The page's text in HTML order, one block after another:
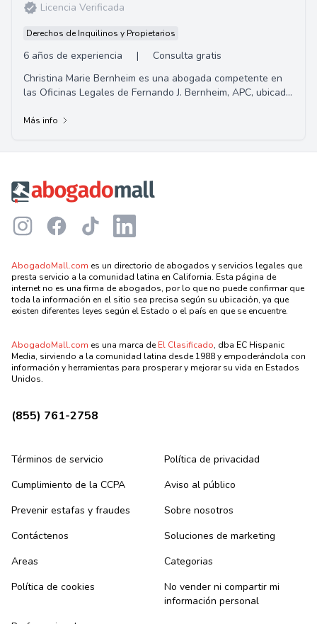
Licencia Verificada
Derechos de Inquilinos y Propietarios
6 años de experiencia |
Consulta gratis
Christina Marie Bernheim es una abogada competente en
las Oficinas Legales de Fernando J. Bernheim, APC, ubicada
Más info
InstagramFacebookTikTok LinkedIn
AbogadoMall.com es un directorio de abogados y servicios legales que
presta servicio a la comunidad latina en California. Esta página de
internet no es una firma de abogados, por lo que no puede confirmar que
toda la información en el sitio sea precisa según su ubicación, ya que
existen diferentes leyes según el Estado o el país en que se encuentre.
AbogadoMall.com es una marca deEl Clasificado, dba EC Hispanic
Media, sirviendo a la comunidad latina desde 1988 y empoderándola con
información y herramientas para prosperar y mejorar su vida en Estados
Unidos.
(855) 761-2758
Términos de servicio
Política de privacidad
Cumplimiento de la CCPA
Aviso al público
Prevenir estafas y fraudes
Sobre nosotros
Contáctenos
Soluciones de marketing
Areas
Categorias
Política de cookies
No vender ni compartir mi
información personal